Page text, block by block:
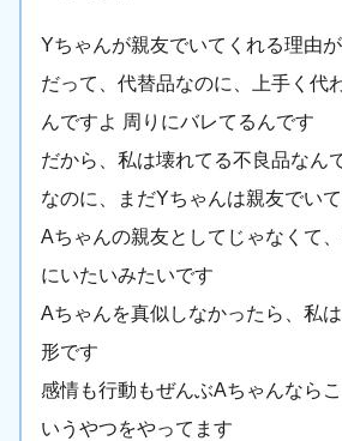
Yちゃんが親友でいてくれる理由
だって、代替品なのに、上手く代
んですよ 周りにバレてるんです
だから、私は壊れてる不良品なん
なのに、まだYちゃんは親友でい
Aちゃんの親友としてじゃなくて
にいたいみたいです
Aちゃんを真似しなかったら、私
形です
感情も行動もぜんぶAちゃんなら
いうやつをやってます